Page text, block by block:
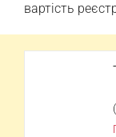
вартість